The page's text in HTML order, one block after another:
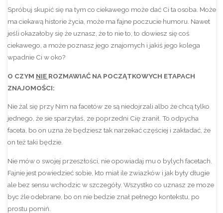
Spróbuj skupić się na tym co ciekawego może dać Ci ta osoba. Może
ma ciekawą historie życia, może ma fajne poczucie humoru. Nawet
jeśli okazałoby się że uznasz, że to nie to, to dowiesz się coś
ciekawego, a może poznasz jego znajomych i jakiś jego kolega
wpadnie Ci w oko?
O CZYM NIE ROZMAWIAĆ NA POCZĄTKOWYCH ETAPACH
ZNAJOMOŚCI:
Nie żal się przy Nim na facetów ze są niedojrzali albo że chcą tylko
jednego, że sie sparzyłaś, ze poprzedni Cię zranił. To odpycha
faceta, bo on uzna że będziesz tak narzekać częściej i zakładać, że
on też taki będzie.
Nie mów o swojej przeszłości, nie opowiadaj mu o bylych facetach.
Fajnie jest powiedzieć sobie, kto miał ile zwiazków i jak były długie
ale bez sensu wchodzic w szczegóły. Wszystko co uznasz ze moze
byc źle odebrane, bo on nie bedzie znał pełnego kontekstu, po
prostu pomiń.